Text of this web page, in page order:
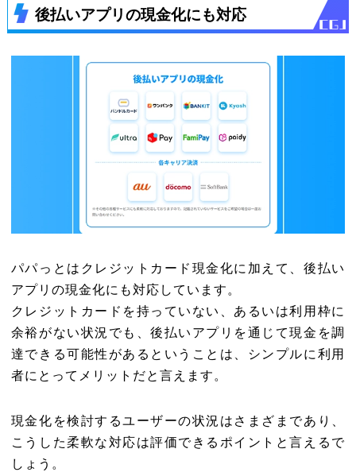
後払いアプリの現金化にも対応
パパっとはクレジットカード現金化に加えて、後払い
アプリの現金化にも対応しています。
クレジットカードを持っていない、あるいは利用枠に
余裕がない状況でも、後払いアプリを通じて現金を調
達できる可能性があるということは、シンプルに利用
者にとってメリットだと言えます。
現金化を検討するユーザーの状況はさまざまであり、
こうした柔軟な対応は評価できるポイントと言えるで
しょう。